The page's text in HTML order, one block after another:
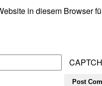
in diesem Browser